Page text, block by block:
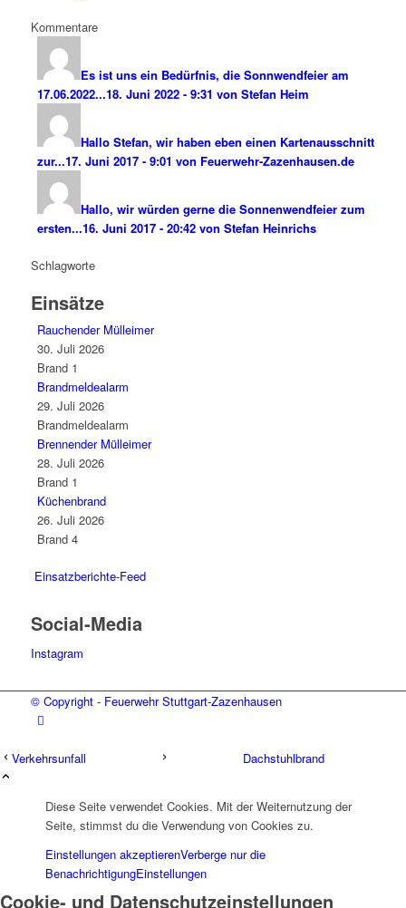
Kommentare
Es ist uns ein Bedürfnis, die Sonnwendfeier am
17.06.2022...18. Juni 2022 - 9:31 von Stefan Heim
Hallo Stefan, wir haben eben einen Kartenausschnitt
zur...17. Juni 2017 - 9:01 von Feuerwehr-Zazenhausen.de
Hallo, wir würden gerne die Sonnenwendfeier zum
ersten...16. Juni 2017 - 20:42 von Stefan Heinrichs
Schlagworte
Einsätze
Rauchender Mülleimer
30. Juli 2026
Brand 1
Brandmeldealarm
29. Juli 2026
Brandmeldealarm
Brennender Mülleimer
28. Juli 2026
Brand 1
Küchenbrand
26. Juli 2026
Brand 4
Einsatzberichte-Feed
Social-Media
Instagram
© Copyright - Feuerwehr Stuttgart-Zazenhausen
Verkehrsunfall Dachstuhlbrand
Diese Seite verwendet Cookies. Mit der Weiternutzung der
Seite, stimmst du die Verwendung von Cookies zu.
Einstellungen akzeptierenVerberge nur die
BenachrichtigungEinstellungen
Cookie- und Datenschutzeinstellungen